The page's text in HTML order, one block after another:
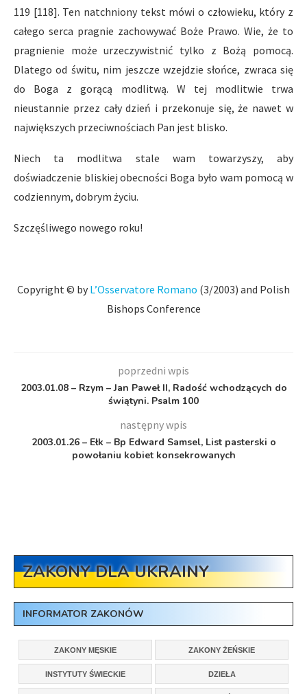
119 [118]. Ten natchniony tekst mówi o człowieku, który z
całego serca pragnie zachowywać Boże Prawo. Wie, że to
pragnienie może urzeczywistnić tylko z Bożą pomocą.
Dlatego od świtu, nim jeszcze wzejdzie słońce, zwraca się
do Boga z gorącą modlitwą. W tej modlitwie trwa
nieustannie przez cały dzień i przekonuje się, że nawet w
największych przeciwnościach Pan jest blisko.
Niech ta modlitwa stale wam towarzyszy, aby
doświadczenie bliskiej obecności Boga było wam pomocą w
codziennym, dobrym życiu.
Szczęśliwego nowego roku!
Copyright © by L’Osservatore Romano (3/2003) and Polish
Bishops Conference
poprzedni wpis
2003.01.08 – Rzym – Jan Paweł II, Radość wchodzących do
świątyni. Psalm 100
następny wpis
2003.01.26 – Ełk – Bp Edward Samsel, List pasterski o
powołaniu kobiet konsekrowanych
ZAKONY DLA UKRAINY
INFORMATOR ZAKONÓW
ZAKONY MĘSKIE ZAKONY ŻEŃSKIE
INSTYTUTY ŚWIECKIE DZIEŁA